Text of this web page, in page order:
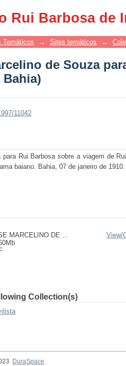
Rui Barbosa de
de Souza
Temáticos → Sites temáticos →
de Souza
Bahia)
11042
Rui Barbosa sobre a viagem de
baiano. Bahia, 07 de janeiro de
MARCELINO DE ...
View/
Collection(s)
DuraSpace